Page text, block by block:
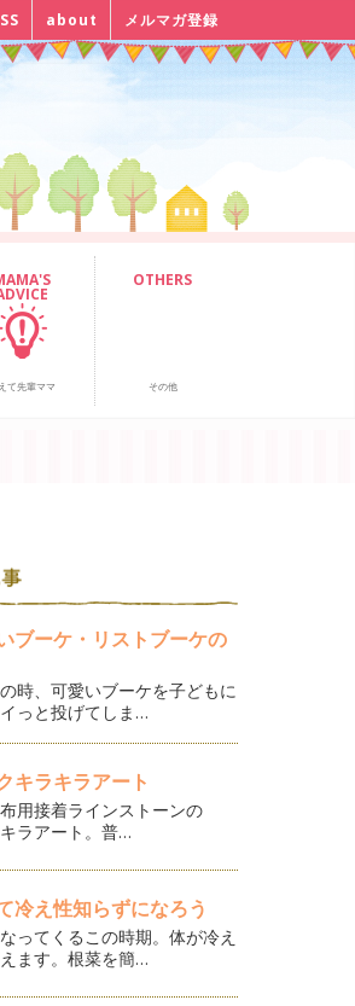
about メルマガ登録
て先輩ママ
OTHERS
その他
ブーケ・リストブーケの
時、可愛いブーケを子どもに
っと投げてしま…
キラキラアート
用接着ラインストーンの
ラアート。普…
冷え性知らずになろう
ってくるこの時期。体が冷え
ます。根菜を簡…